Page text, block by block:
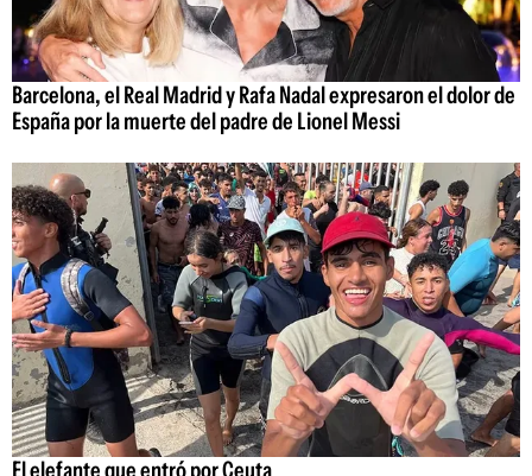
Barcelona, el Real Madrid y Rafa Nadal expresaron el dolor de
España por la muerte del padre de Lionel Messi
El elefante que entró por Ceuta